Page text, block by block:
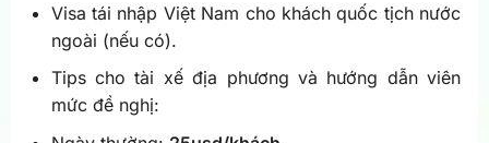
Visa tái nhập Việt Nam cho khách quốc tịch nước
ngoài (nếu có).
Tips cho tài xế địa phương và hướng dẫn viên
mức đề nghị: